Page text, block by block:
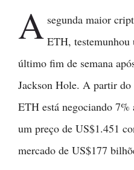
A segunda maior
ETH, testemunhou
último fim de semana
Jackson Hole. A partir
ETH está negociando
um preço de US$1.451
mercado de US$177